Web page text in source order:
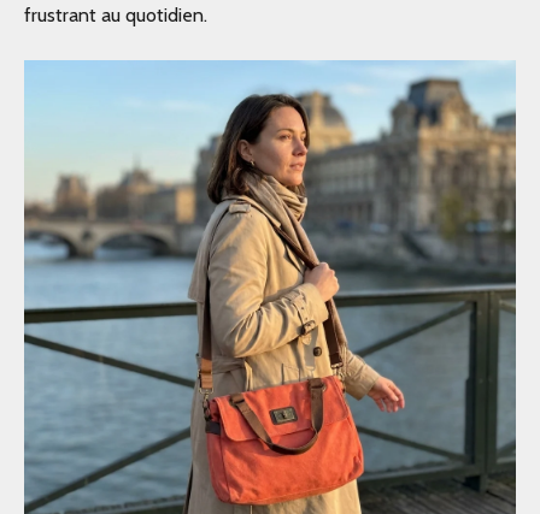
frustrant au quotidien.